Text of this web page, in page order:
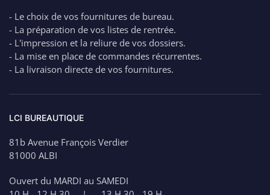
VERT
- Le choix de vos fournitures de bureau.
- La préparation de vos listes de rentrée.
- L'impression et la reliure de vos dossiers.
- La mise en place de commandes récurrentes.
- La livraison directe de vos fournitures.
LCI BUREAUTIQUE
81b Avenue François Verdier
81000 ALBI
Ouvert du MARDI au SAMEDI